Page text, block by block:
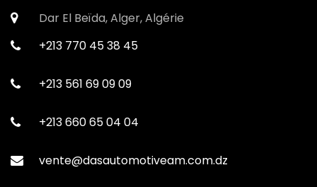
Dar El Beïda, Alger, Algérie
+213 770 45 38 45
+213 561 69 09 09
+213 660 65 04 04
vente@dasautomotiveam.com.dz